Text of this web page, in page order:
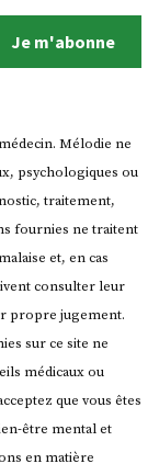
Je m'abonne
Mélodie ne
psychologiques ou
traitement,
fournies ne traitent
et, en cas
consulter leur
propre jugement.
sur ce site ne
médicaux ou
que vous êtes
être mental et
en matière